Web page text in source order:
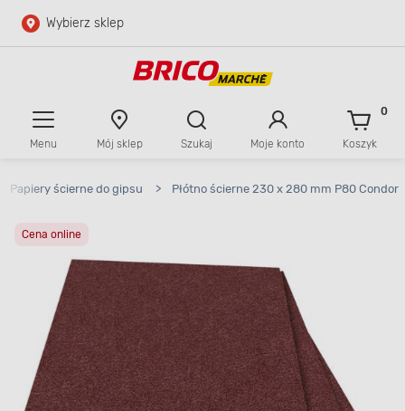
Przejdź do głównej zawartości
Wybierz sklep
Menu Mój sklep Szukaj Moje konto Koszyk
0
Papiery ścierne do gipsu > Płótno ścierne 230 x 280 mm P80 Condor
Cena online